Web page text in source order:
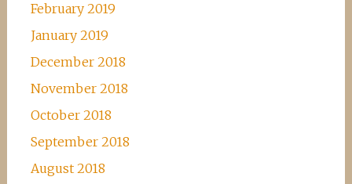
February 2019
January 2019
December 2018
November 2018
October 2018
September 2018
August 2018